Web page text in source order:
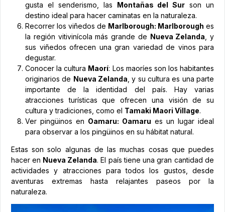
gusta el senderismo, las Montañas del Sur son un
destino ideal para hacer caminatas en la naturaleza.
Recorrer los viñedos de Marlborough: Marlborough es
la región vitivinícola más grande de Nueva Zelanda , y
sus viñedos ofrecen una gran variedad de vinos para
degustar.
Conocer la cultura Maorí: Los maoríes son los habitantes
originarios de Nueva Zelanda , y su cultura es una parte
importante de la identidad del país. Hay varias
atracciones turísticas que ofrecen una visión de su
cultura y tradiciones, como el Tamaki Maori Village.
Ver pingüinos en Oamaru: Oamaru es un lugar ideal
para observar a los pingüinos en su hábitat natural.
Estas son solo algunas de las muchas cosas que puedes
hacer en Nueva Zelanda. El país tiene una gran cantidad de
actividades y atracciones para todos los gustos, desde
aventuras extremas hasta relajantes paseos por la
naturaleza.